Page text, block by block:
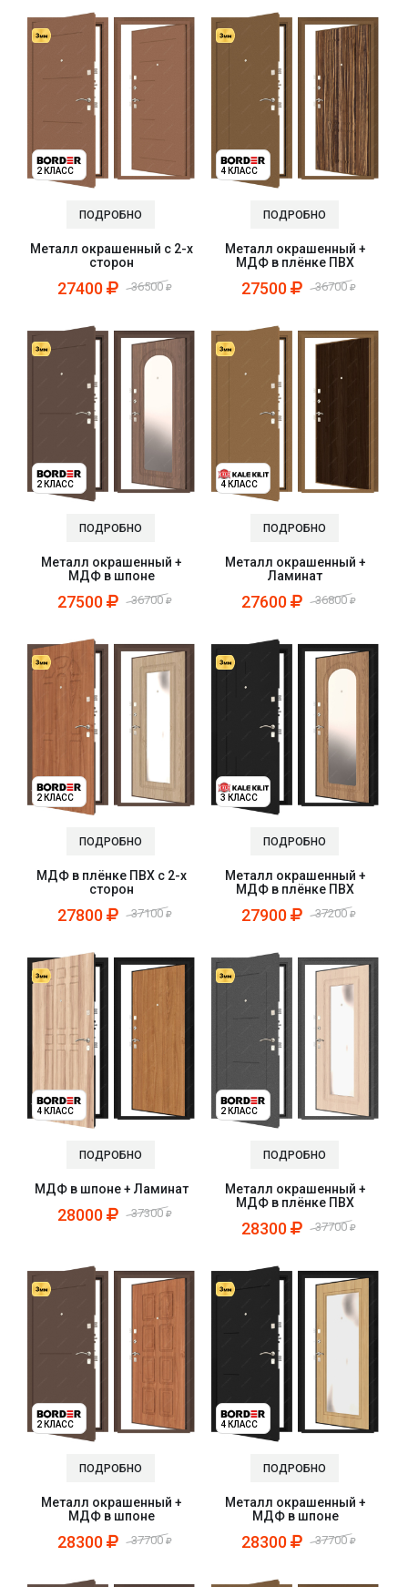
2 КЛАСС
ПОДРОБНО
Металл окрашенный с 2-х
сторон
27400 36500
4 КЛАСС
ПОДРОБНО
Металл окрашенный +
МДФ в плёнке ПВХ
27500 36700
2 КЛАСС
ПОДРОБНО
Металл окрашенный +
МДФ в шпоне
27500 36700
4 КЛАСС
ПОДРОБНО
Металл окрашенный +
Ламинат
27600 36800
2 КЛАСС
ПОДРОБНО
МДФ в плёнке ПВХ с 2-х
сторон
27800 37100
3 КЛАСС
ПОДРОБНО
Металл окрашенный +
МДФ в плёнке ПВХ
27900 37200
4 КЛАСС
ПОДРОБНО
МДФ в шпоне + Ламинат
28000 37300
2 КЛАСС
ПОДРОБНО
Металл окрашенный +
МДФ в плёнке ПВХ
28300 37700
2 КЛАСС
ПОДРОБНО
Металл окрашенный +
МДФ в шпоне
28300 37700
4 КЛАСС
ПОДРОБНО
Металл окрашенный +
МДФ в шпоне
28300 37700